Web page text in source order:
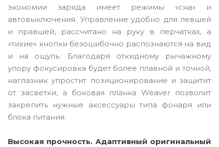
экономии заряда имеет режимы «сна» и
автовыключения. Управление удобно для левшей
и правшей, рассчитано на руку в перчатках, а
«тихие» кнопки безошибочно распознаются на вид
и на ощупь. Благодаря откидному рычажному
упору фокусировка будет более плавной и точной,
наглазник упростит позиционирование и защитит
от засветки, а боковая планка Weaver позволит
закрепить нужные аксессуары типа фонаря или
блока питания.
Высокая прочность. Адаптивный оригинальный